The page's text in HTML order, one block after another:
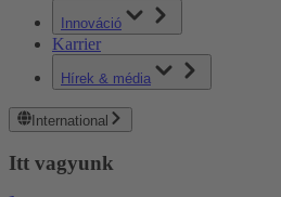
Innováció
Karrier
Hírek & média
International
Itt vagyunk